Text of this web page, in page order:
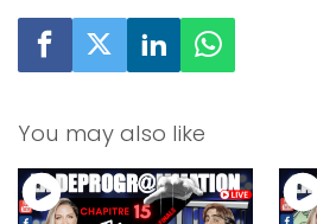
You may also like